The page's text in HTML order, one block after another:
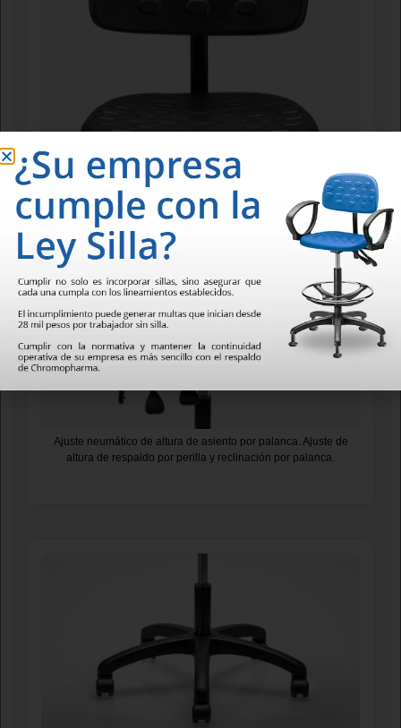
Asiento y respaldo de poliuretano rígido tipo piel integral.
Disponible en 6 colores diferentes:negro, rojo, azúl, verde, gris y
naranja.
Ajuste neumático de altura de asiento por palanca. Ajuste de
altura de respaldo por perilla y reclinación por palanca.